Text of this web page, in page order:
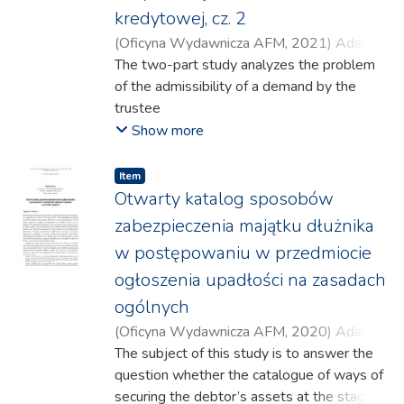
the non-profit
nature of the conducted activity, with the
existence of a social bond between the
members
of the cash register.
świadczenia producenta rolnego w art. 622
Kodeksu cywilnego. Niemniej dla
pełnej analizy tego zagadnienia niezbędne
jest sięgnięcie do przepisów części ogólnej
prawa zobowiązań. Obecna regulacja
prawna w sposób zbyt niesymetryczny
ryzykiem producenta rolnego. Do
aktualnego stanu prawnego odniesiono się
zatem
w sposób krytyczny.
kredytowej, cz. 2
(Oficyna Wydawnicza AFM, 2021) Adamus,
Rafał
The two-part study analyzes the problem
of the admissibility of a demand by the
trustee
of a bankrupt credit union to return
is not
only the issue of the existence or non-
existence of a civil law claim. The real
essence of the
presented dilemma is the question of the
admissibility of limiting the statutory
attribute
of the National Credit Union performed in
the public interest. The stabilization fund
plays a special role in the entire financial
system. The essence of the operation of
Show more
Item
Otwarty katalog sposobów
zabezpieczenia majątku dłużnika
w postępowaniu w przedmiocie
ogłoszenia upadłości na zasadach
ogólnych
(Oficyna Wydawnicza AFM, 2020) Adamus,
Rafał
The subject of this study is to answer the
question whether the catalogue of ways of
securing the debtor’s assets at the stage of